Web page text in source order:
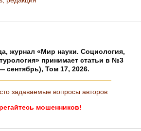
журнал «Мир науки. Социология,
принимает статьи в №3
сентябрь), Том 17, 2026.
задаваемые вопросы авторов
мошенников!